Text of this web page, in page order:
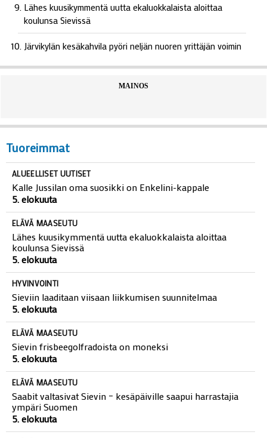
Lähes kuusikymmentä uutta ekaluokkalaista aloittaa
koulunsa Sievissä
Järvikylän kesäkahvila pyöri neljän nuoren yrittäjän voimin
MAINOS
Tuoreimmat
ALUEELLISET UUTISET
Kalle Jussilan oma suosikki on Enkelini-kappale
5. elokuuta
ELÄVÄ MAASEUTU
Lähes kuusikymmentä uutta ekaluokkalaista aloittaa
koulunsa Sievissä
5. elokuuta
HYVINVOINTI
Sieviin laaditaan viisaan liikkumisen suunnitelmaa
5. elokuuta
ELÄVÄ MAASEUTU
Sievin frisbeegolfradoista on moneksi
5. elokuuta
ELÄVÄ MAASEUTU
Saabit valtasivat Sievin – kesäpäiville saapui harrastajia
ympäri Suomen
5. elokuuta